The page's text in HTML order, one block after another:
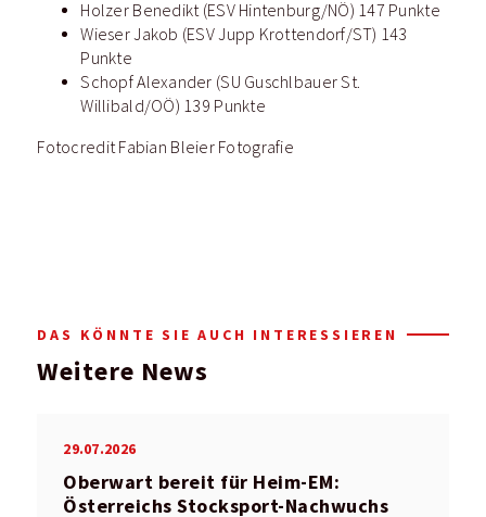
Holzer Benedikt (ESV Hintenburg/NÖ) 147 Punkte
Wieser Jakob (ESV Jupp Krottendorf/ST) 143
Punkte
Schopf Alexander (SU Guschlbauer St.
Willibald/OÖ) 139 Punkte
Fotocredit Fabian Bleier Fotografie
DAS KÖNNTE SIE AUCH INTERESSIEREN
Weitere News
29.07.2026
Oberwart bereit für Heim-EM:
Österreichs Stocksport-Nachwuchs